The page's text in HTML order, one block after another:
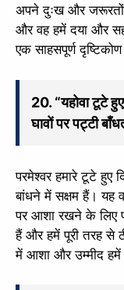
अपने दुःख और
और वह हमें दया और
एक साहसपूर्ण
20. “यहोवा टूटे
घावों पर पट्टी
परमेश्वर हमारे टूटे हुए
बांधने में सक्षम हैं। यह
पर आशा रखने के लिए
हैं और हमें पूरी तरह से
में आशा और उम्मीद हमें